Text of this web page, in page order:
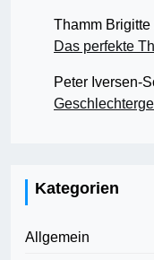
Thamm Brigitte
Das perfekte
Peter Iversen-
Kategorien
Allgemein